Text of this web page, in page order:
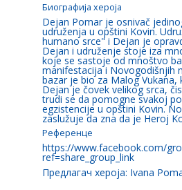
Биографија хероја
Dejan Pomar je osnivač
udruženja u opštini Kovin.
humano srce" i Dejan je
Dejan i udruženje stoje iza
koje se sastoje od mnoštvo
manifestacija i Novogodišnjih
bazar je bio za Malog Vukana,
Dejan je čovek velikog srca,
trudi se da pomogne svakoj
egzistencije u opštini Kovin.
zaslužuje da zna da je Heroj
Референце
https://www.facebook.com/
ref=share_group_link
Предлагач хероја: Ivana